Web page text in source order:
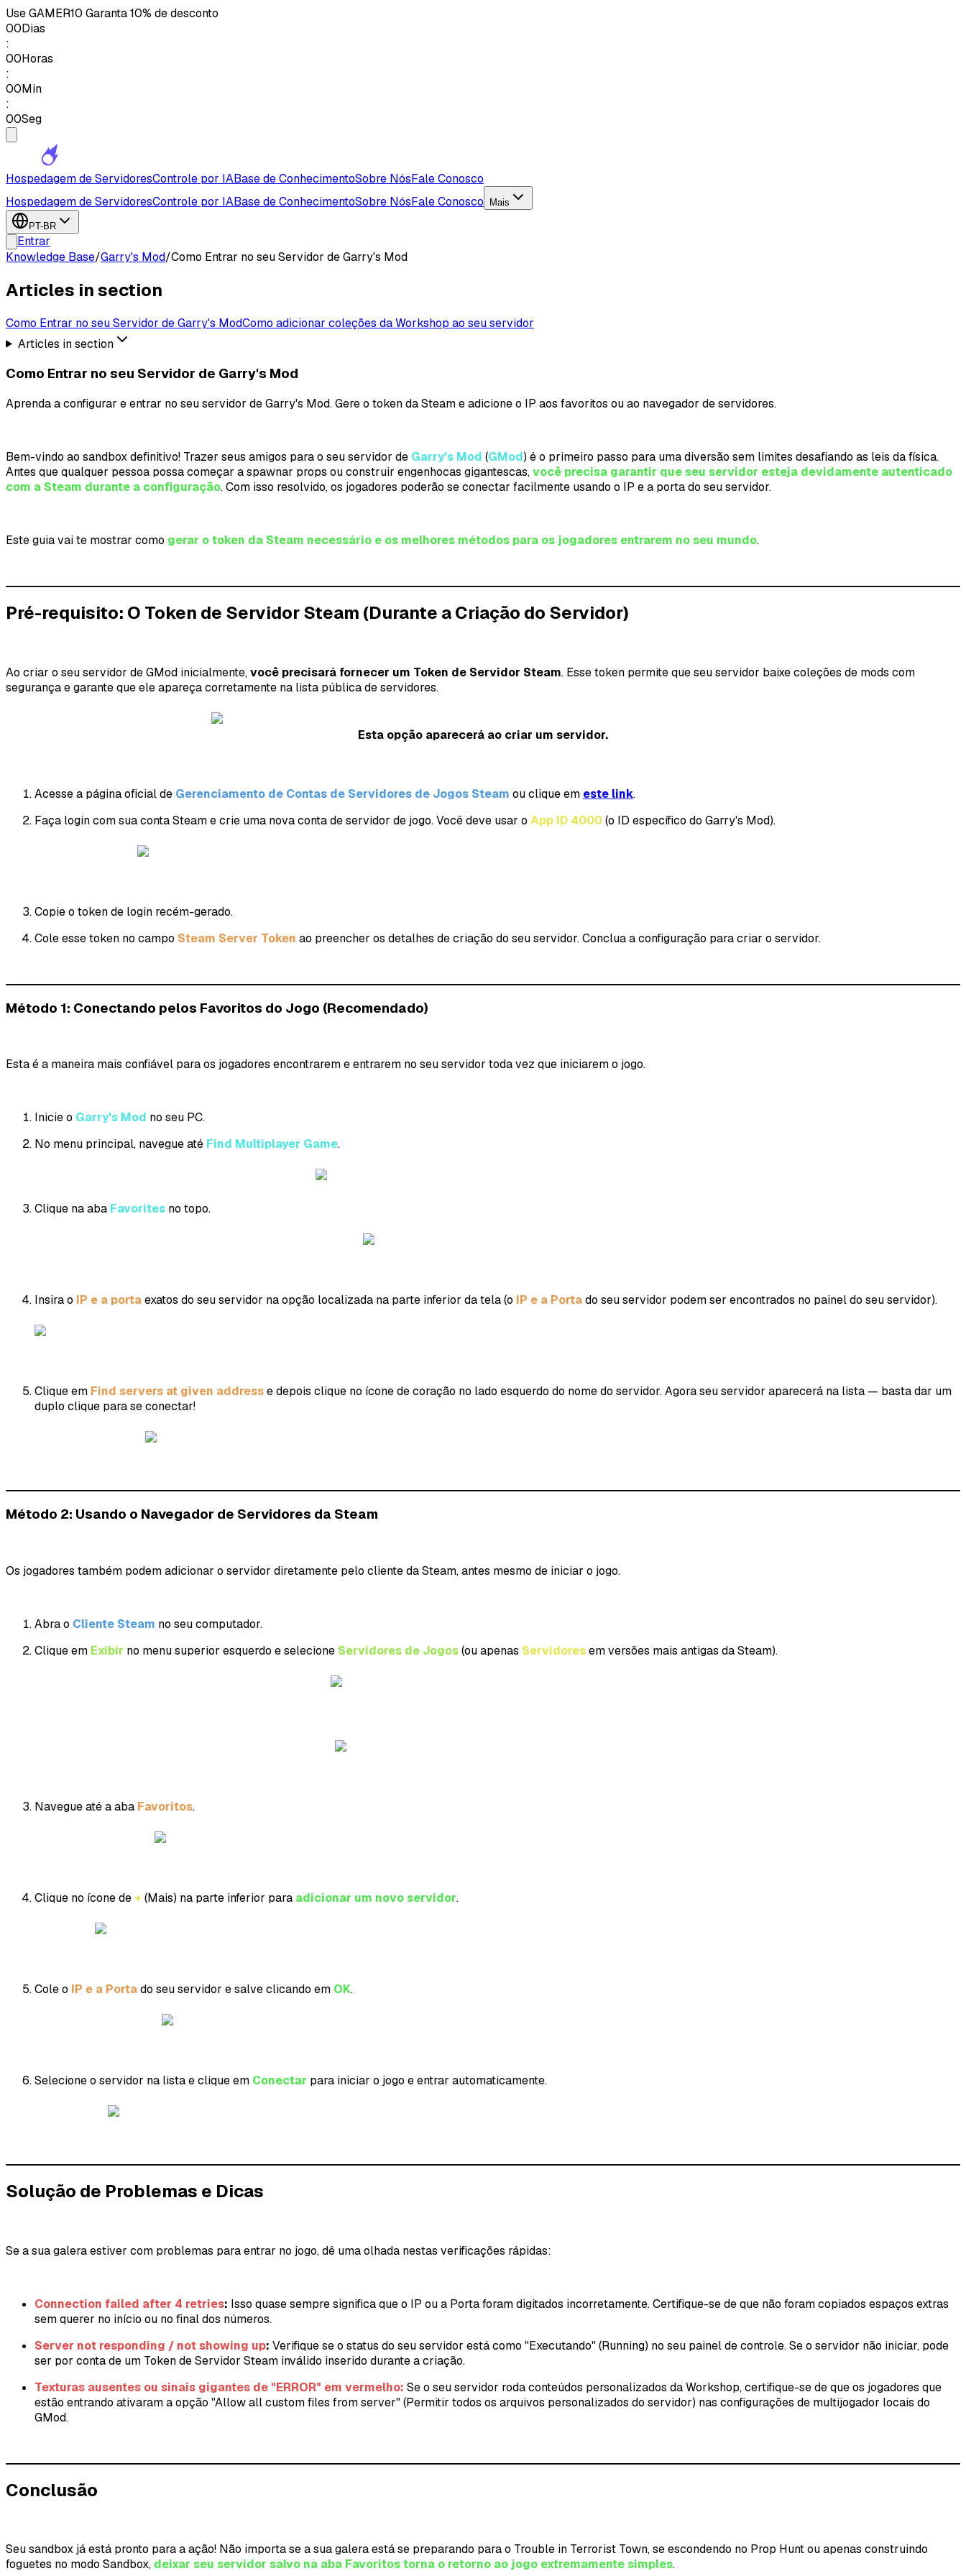
UseGAMER10 Garanta 10% de desconto
00Dias
:
00Horas
:
00Min
:
00Seg
Hospedagem de ServidoresControle por IABase de ConhecimentoSobre NósFale Conosco
Hospedagem de ServidoresControle por IABase de ConhecimentoSobre NósFale Conosco Mais
PT-BR
Entrar
Knowledge Base/Garry's Mod/Como Entrar no seu Servidor de Garry's Mod
Articles in section
Como Entrar no seu Servidor de Garry's ModComo adicionar coleções da Workshop ao seu servidor
Articles in section
Como Entrar no seu Servidor de Garry's Mod
Aprenda a configurar e entrar no seu servidor de Garry's Mod. Gere o token da Steam e adicione o IP aos favoritos ou ao navegador de servidores.
Bem-vindo ao sandbox definitivo! Trazer seus amigos para o seu servidor de Garry's Mod (GMod) é o primeiro passo para uma diversão sem limites desafiando as leis da física.
Antes que qualquer pessoa possa começar a spawnar props ou construir engenhocas gigantescas,você precisa garantir que seu servidor esteja devidamente autenticado
com a Steam durante a configuração. Com isso resolvido, os jogadores poderão se conectar facilmente usando o IP e a porta do seu servidor.
Este guia vai te mostrar como gerar o token da Steam necessário e os melhores métodos para os jogadores entrarem no seu mundo.
Pré-requisito: O Token de Servidor Steam (Durante a Criação do Servidor)
Ao criar o seu servidor de GMod inicialmente,você precisará fornecer um Token de Servidor Steam. Esse token permite que seu servidor baixe coleções de mods com
segurança e garante que ele apareça corretamente na lista pública de servidores.
Esta opção aparecerá ao criar um servidor.
Acesse a página oficial de Gerenciamento de Contas de Servidores de Jogos Steam ou clique em este link.
Faça login com sua conta Steam e crie uma nova conta de servidor de jogo. Você deve usar o App ID 4000(o ID específico do Garry's Mod).
Copie o token de login recém-gerado.
Cole esse token no campo Steam Server Token ao preencher os detalhes de criação do seu servidor. Conclua a configuração para criar o servidor.
Método 1: Conectando pelos Favoritos do Jogo (Recomendado)
Esta é a maneira mais confiável para os jogadores encontrarem e entrarem no seu servidor toda vez que iniciarem o jogo.
Inicie o Garry's Mod no seu PC.
No menu principal, navegue até Find Multiplayer Game.
Clique na aba Favorites no topo.
Insira o IP e a portaexatos do seu servidor na opção localizada na parte inferior da tela (o IP e a Portado seu servidor podem ser encontrados no painel do seu servidor).
Clique em Find servers at given addresse depois clique no ícone de coração no lado esquerdo do nome do servidor. Agora seu servidor aparecerá na lista — basta dar um
duplo clique para se conectar!
Método 2: Usando o Navegador de Servidores da Steam
Os jogadores também podem adicionar o servidor diretamente pelo cliente da Steam, antes mesmo de iniciar o jogo.
Abra o Cliente Steam no seu computador.
Clique em Exibir no menu superior esquerdo e selecione Servidores de Jogos(ou apenas Servidoresem versões mais antigas da Steam).
Navegue até a aba Favoritos.
Clique no ícone de + (Mais) na parte inferior para adicionar um novo servidor.
Cole o IP e a Portado seu servidor e salve clicando em OK.
Selecione o servidor na lista e clique em Conectar para iniciar o jogo e entrar automaticamente.
Solução de Problemas e Dicas
Se a sua galera estiver com problemas para entrar no jogo, dê uma olhada nestas verificações rápidas:
Connection failed after 4 retries: Isso quase sempre significa que o IP ou a Porta foram digitados incorretamente. Certifique-se de que não foram copiados espaços extras
sem querer no início ou no final dos números.
Server not responding / not showing up: Verifique se o status do seu servidor está como "Executando" (Running) no seu painel de controle. Se o servidor não iniciar, pode
ser por conta de um Token de Servidor Steam inválido inserido durante a criação.
Texturas ausentes ou sinais gigantes de "ERROR" em vermelho: Se o seu servidor roda conteúdos personalizados da Workshop, certifique-se de que os jogadores que
estão entrando ativaram a opção "Allow all custom files from server" (Permitir todos os arquivos personalizados do servidor) nas configurações de multijogador locais do
GMod.
Conclusão
Seu sandbox já está pronto para a ação! Não importa se a sua galera está se preparando para o Trouble in Terrorist Town, se escondendo no Prop Hunt ou apenas construindo
foguetes no modo Sandbox, deixar seu servidor salvo na aba Favoritos torna o retorno ao jogo extremamente simples.